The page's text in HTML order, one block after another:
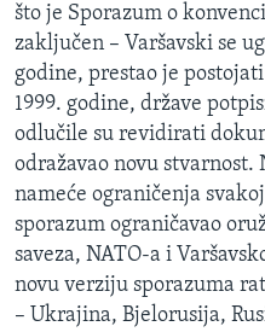
što je Sporazum o
zaključen – Varšavski se
godine, prestao je
1999. godine, države
odlučile su revidirati
odražavao novu stvarnost.
nameće ograničenja
sporazum ograničavao
saveza, NATO-a i
novu verziju sporazuma
– Ukrajina, Bjelorusija,